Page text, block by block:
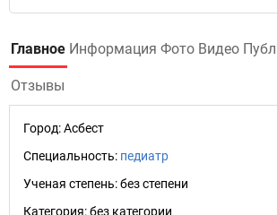
Главное Информация Фото Видео
Отзывы
Город:Асбест
Специальность: педиатр
Ученая степень:без степени
Категория:без категории